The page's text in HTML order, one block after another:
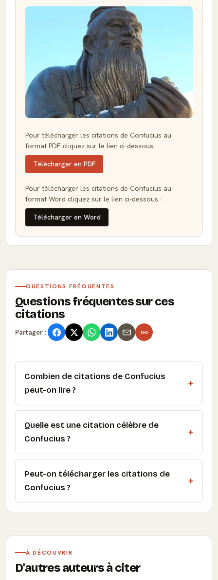
Pour télécharger les citations de Confucius au
format PDF cliquez sur le lien ci-dessous :
Télécharger en PDF
Pour télécharger les citations de Confucius au
format Word cliquez sur le lien ci-dessous :
Télécharger en Word
QUESTIONS FRÉQUENTES
Questions fréquentes sur ces
citations
Partager :
Combien de citations de Confucius
peut-on lire ?
Quelle est une citation célèbre de
Confucius ?
Peut-on télécharger les citations de
Confucius ?
À DÉCOUVRIR
D'autres auteurs à citer